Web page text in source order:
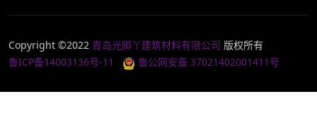
Copyright ©2022 青岛光脚丫建筑材料有限公司 版权所有
鲁ICP备14003136号-11
鲁公网安备 37021402001411号